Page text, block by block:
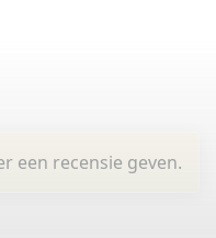
een recensie geven.